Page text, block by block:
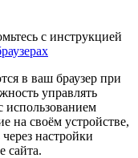
с инструкцией
в ваш браузер при
управлять
на своём устройстве,
настройки
сайта.